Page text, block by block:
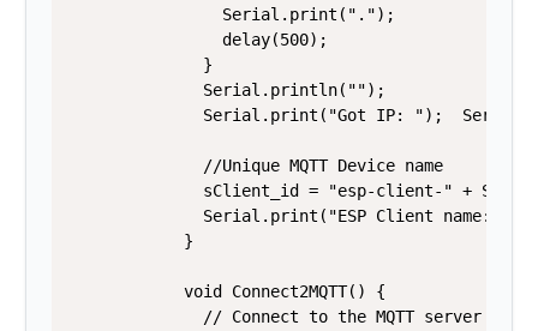
                Serial.print(".");
                delay(500);
              }
              Serial.println("");
Serial.print("Got IP: ");
              //Unique MQTT Device name
sClient_id = "esp-client-" +
Serial.print("ESP Client name:
            }
            void Connect2MQTT() {
              // Connect to the MQTT server